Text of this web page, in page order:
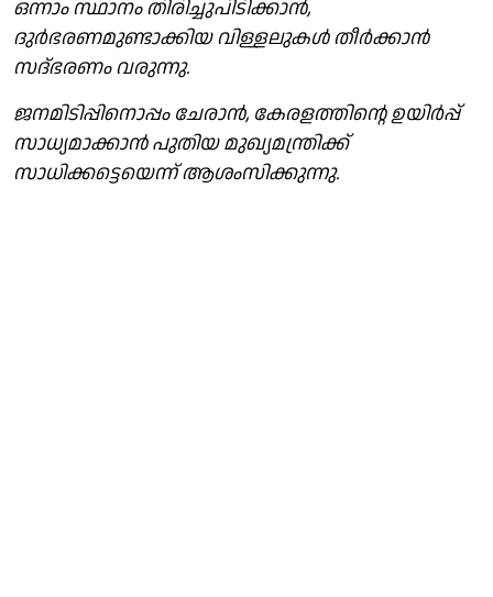
ഒന്നാം സ്ഥാനം തിരിച്ചുപിടിക്കാൻ,
ദുര്‍ഭരണമുണ്ടാക്കിയ വിള്ളലുകള്‍ തീര്‍ക്കാന്‍
സദ്ഭരണം വരുന്നു.
ജനമിടിപ്പിനൊപ്പം ചേരാന്‍, കേരളത്തിന്റെ ഉയിര്‍പ്പ്
സാധ്യമാക്കാന്‍ പുതിയ മുഖ്യമന്ത്രിക്ക്
സാധിക്കട്ടെയെന്ന് ആശംസിക്കുന്നു.